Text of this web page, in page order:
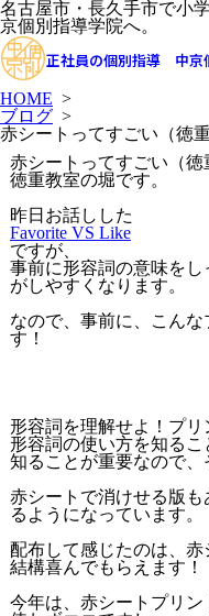
名古屋市・長久手市で小
京個別指導学院へ。
正社員の個別指導 中京
HOME >
ブログ >
赤シートってすごい（徳重
赤シートってすごい（徳
徳重教室の堀です。
昨日お話しした
Favorite VS Like
ですが、
事前に形容詞の意味を
がしやすくなります。
なので、事前に、こん
す！
形容詞を理解せよ！プリ
形容詞の使い方を知るこ
知ることが重要なので、
赤シートで消けせる版
るようになっています。
配布して感じたのは、赤
結構喜んでもらえます！
今年は、赤シートプリ